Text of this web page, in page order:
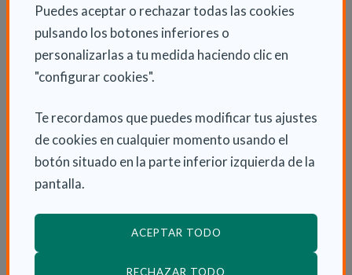
Puedes aceptar o rechazar todas las cookies
pulsando los botones inferiores o
personalizarlas a tu medida haciendo clic en
"configurar cookies".
Te recordamos que puedes modificar tus ajustes
de cookies en cualquier momento usando el
botón situado en la parte inferior izquierda de la
pantalla.
ACEPTAR TODO
RECHAZAR TODO
INFORMACIÓN ADICIONAL
Mar 16 Mayo 2023
Actualidad
ENLACES RELACIONADOS